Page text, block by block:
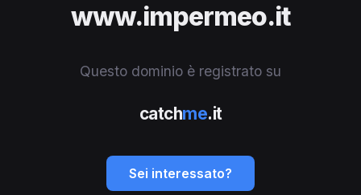
www.impermeo.it
Questo dominio è registrato su
catchme.it
Sei interessato?